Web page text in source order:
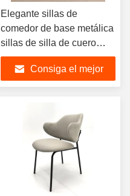
Elegante sillas de
comedor de base metálica
sillas de silla de cuero
silla de comedor hecha a
mano Consiga el mejor